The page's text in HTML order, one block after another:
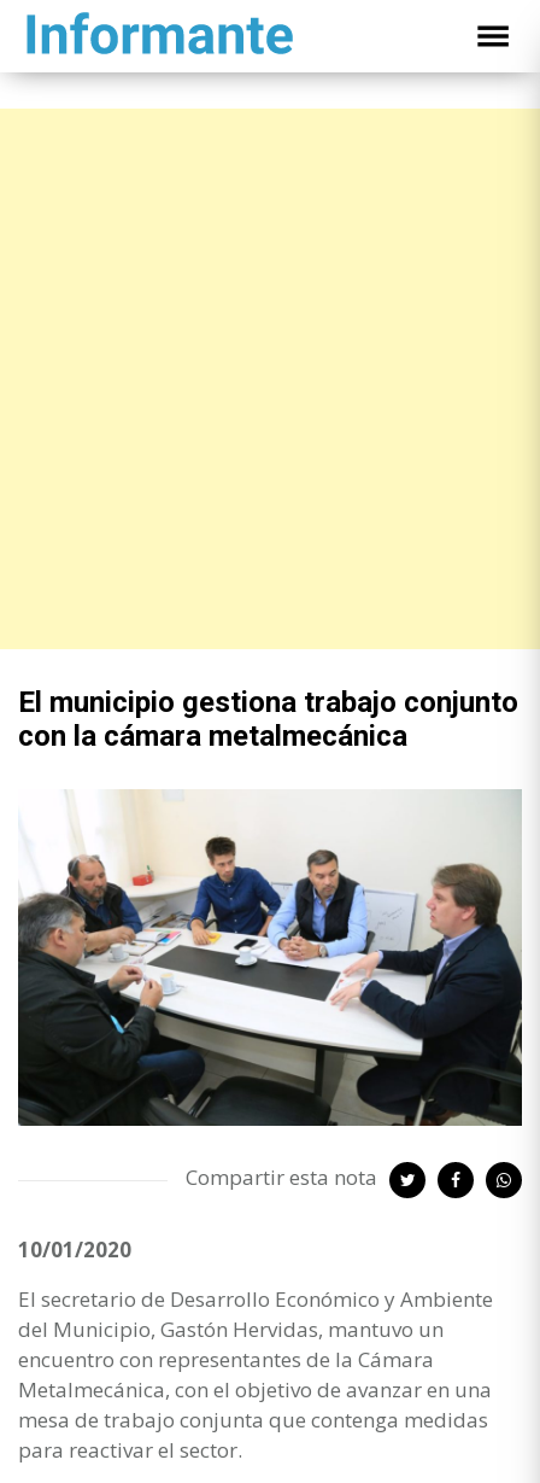
El municipio gestiona trabajo conjunto
con la cámara metalmecánica
Compartir esta nota
10/01/2020
El secretario de Desarrollo Económico y Ambiente
del Municipio, Gastón Hervidas, mantuvo un
encuentro con representantes de la Cámara
Metalmecánica, con el objetivo de avanzar en una
mesa de trabajo conjunta que contenga medidas
para reactivar el sector.